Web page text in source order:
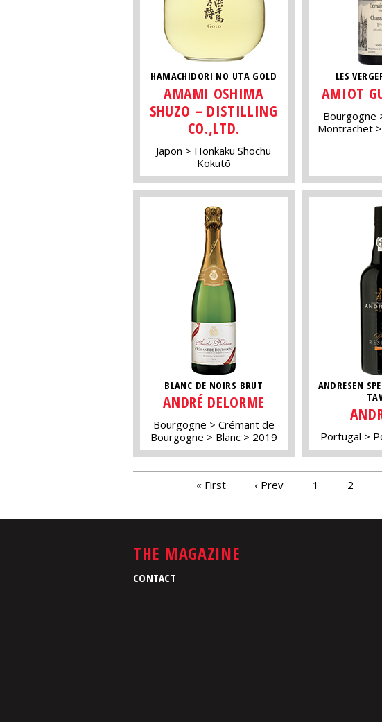
HAMACHIDORI NO UTA GOLD
AMAMI OSHIMA
SHUZO – DISTILLING
CO.,LTD.
Japon
Honkaku Shochu
Kokutō
LES
AMIOT
Bourgogne
Montrachet
BLANC DE NOIRS BRUT
ANDRÉ DELORME
Bourgogne
Crémant de
Bourgogne
Blanc 2019
ANDRESEN
Portugal
« First ‹ Prev 1 2
THE MAGAZINE
CONTACT